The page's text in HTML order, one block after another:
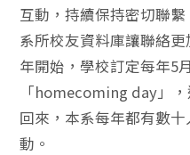
互動，持續保持密切聯
系所校友資料庫讓聯絡
年開始，學校訂定每年5
「homecoming day」
回來，本系每年都有數
動。